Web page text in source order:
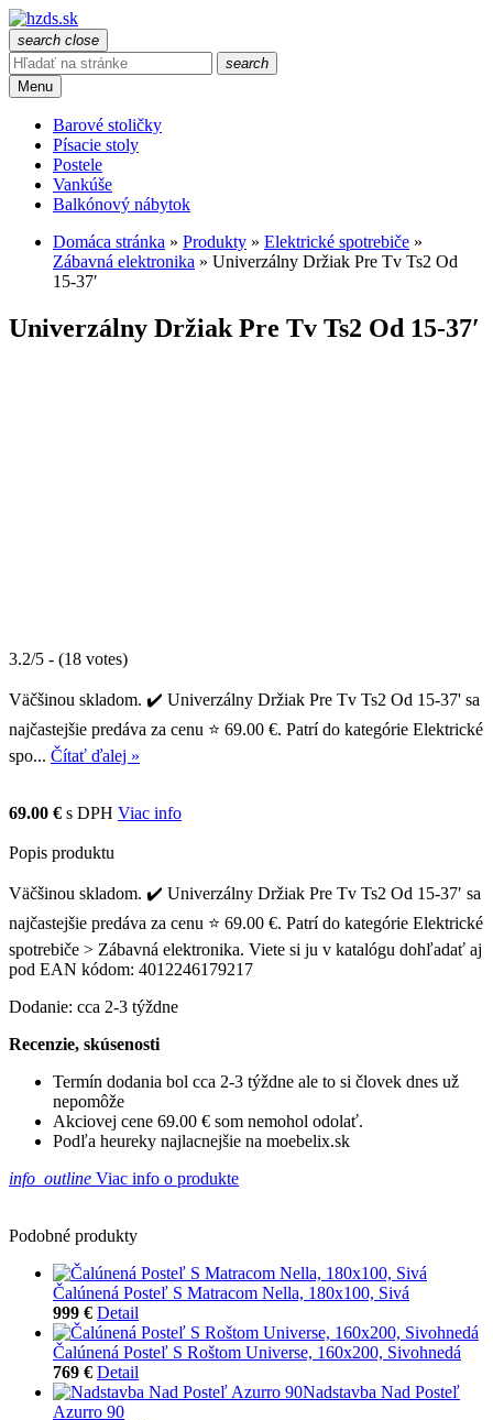
search close
search
Menu
Barové stoličky
Písacie stoly
Postele
Vankúše
Balkónový nábytok
Domáca stránka » Produkty » Elektrické spotrebiče »
Zábavná elektronika » Univerzálny Držiak Pre Tv Ts2 Od
15-37′
Univerzálny Držiak Pre Tv Ts2 Od 15-37′
3.2/5 - (18 votes)
Väčšinou skladom. ✔️ Univerzálny Držiak Pre Tv Ts2 Od 15-37' sa
najčastejšie predáva za cenu ⭐ 69.00 €. Patrí do kategórie Elektrické
spo... Čítať ďalej »
69.00 € s DPH Viac info
Popis produktu
Väčšinou skladom. ✔️ Univerzálny Držiak Pre Tv Ts2 Od 15-37′ sa
najčastejšie predáva za cenu ⭐ 69.00 €. Patrí do kategórie Elektrické
spotrebiče > Zábavná elektronika. Viete si ju v katalógu dohľadať aj
pod EAN kódom: 4012246179217
Dodanie: cca 2-3 týždne
Recenzie, skúsenosti
Termín dodania bol cca 2-3 týždne ale to si človek dnes už
nepomôže
Akciovej cene 69.00 € som nemohol odolať.
Podľa heureky najlacnejšie na moebelix.sk
info_outline Viac info o produkte
Podobné produkty
Čalúnená Posteľ S Matracom Nella, 180x100, Sivá
999 € Detail
Čalúnená Posteľ S Roštom Universe, 160x200, Sivohnedá
769 € Detail
Nadstavba Nad Posteľ
Azurro 90